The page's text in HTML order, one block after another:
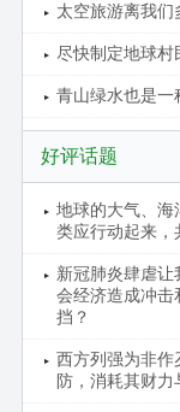
太空旅游离我们
尽快制定地球村
青山绿水也是一
好评话题
地球的大气、海
类应行动起来，
新冠肺炎肆虐
会经济造成冲击
挡？
西方列强为非作
防，消耗其财